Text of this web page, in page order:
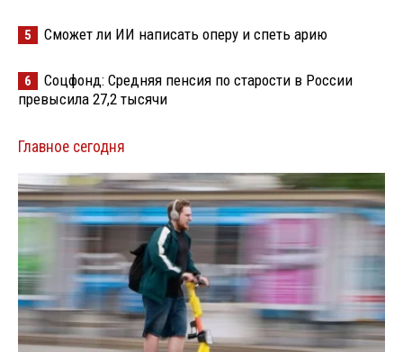
5 Сможет ли ИИ написать оперу и спеть арию
6
Соцфонд: Средняя пенсия по старости в России
превысила 27,2 тысячи
Главное сегодня